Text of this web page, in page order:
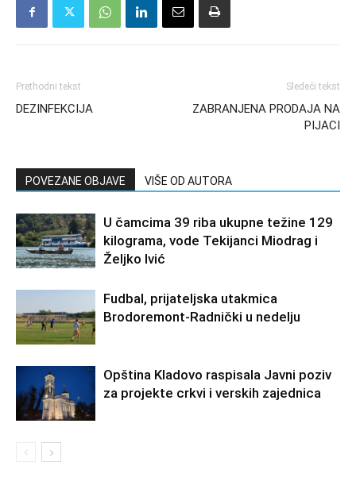
Prethodni tekst
DEZINFEKCIJA
Sledeći tekst
ZABRANJENA PRODAJA NA
PIJACI
POVEZANE OBJAVE VIŠE OD AUTORA
U čamcima 39 riba ukupne težine 129
kilograma, vode Tekijanci Miodrag i
Željko Ivić
Fudbal, prijateljska utakmica
Brodoremont-Radnički u nedelju
Opština Kladovo raspisala Javni poziv
za projekte crkvi i verskih zajednica